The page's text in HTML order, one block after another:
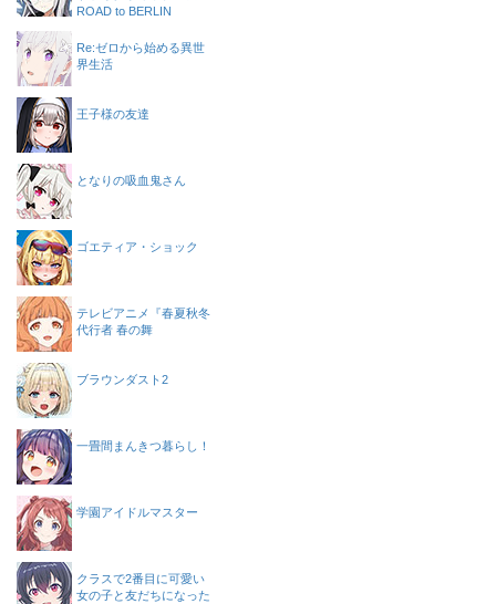
ROAD to BERLIN
Re:ゼロから始める異世
界生活
王子様の友達
となりの吸血鬼さん
ゴエティア・ショック
テレビアニメ『春夏秋冬
代行者 春の舞
ブラウンダスト2
一畳間まんきつ暮らし！
学園アイドルマスター
クラスで2番目に可愛い
女の子と友だちになった